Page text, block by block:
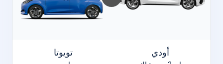
تويوتا أودي